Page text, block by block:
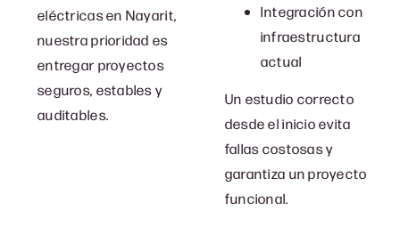
eléctricas en Nayarit,
nuestra prioridad es
entregar proyectos
seguros, estables y
auditables.
Integración con
infraestructura
actual
Un estudio correcto
desde el inicio evita
fallas costosas y
garantiza un proyecto
funcional.